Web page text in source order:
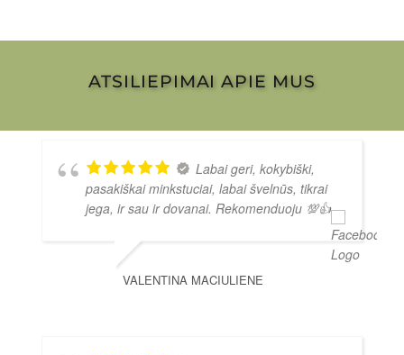
ATSILIEPIMAI APIE MUS
Labai geri, kokybiški,
pasakiškai minkstuciai, labai švelnūs, tikrai
jega, ir sau ir dovanai. Rekomenduoju 💯👍
VALENTINA MACIULIENE